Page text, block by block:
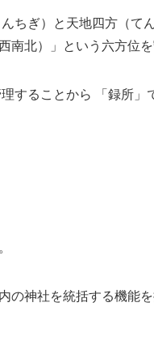
ちぎ）と天地四方（て
北）」という六方位を
することから 「録所」
の神社を統括する機能